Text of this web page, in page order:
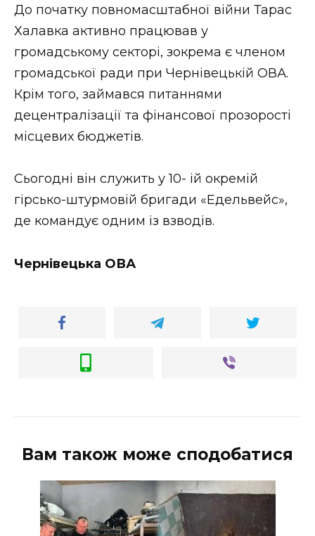
До початку повномасштабної війни Тарас
Халавка активно працював у
громадському секторі, зокрема є членом
громадської ради при Чернівецькій ОВА.
Крім того, займався питаннями
децентралізації та фінансової прозорості
місцевих бюджетів.
Сьогодні він служить у 10- ій окремій
гірсько-штурмовій бригади «Едельвейс»,
де командує одним із взводів.
Чернівецька ОВА
Вам також може сподобатися